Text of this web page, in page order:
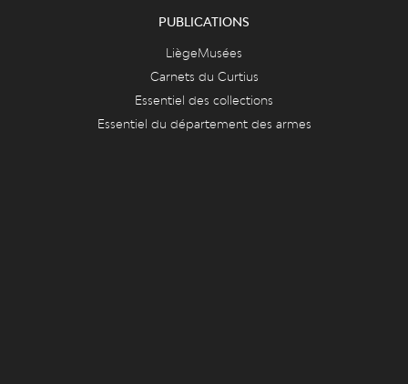
PUBLICATIONS
LiègeMusées
Carnets du Curtius
Essentiel des collections
Essentiel du département des armes